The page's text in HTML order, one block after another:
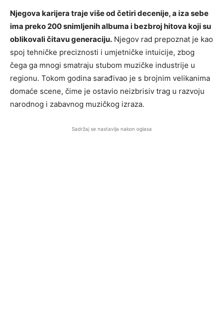
Njegova karijera traje više od četiri decenije, a iza sebe
ima preko 200 snimljenih albuma i bezbroj hitova koji su
oblikovali čitavu generaciju. Njegov rad prepoznat je kao
spoj tehničke preciznosti i umjetničke intuicije, zbog
čega ga mnogi smatraju stubom muzičke industrije u
regionu. Tokom godina sarađivao je s brojnim velikanima
domaće scene, čime je ostavio neizbrisiv trag u razvoju
narodnog i zabavnog muzičkog izraza.
Sadržaj se nastavlja nakon oglasa